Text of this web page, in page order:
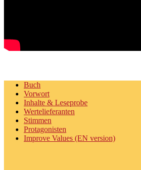
Buch
Vorwort
Inhalte & Leseprobe
Wertelieferanten
Stimmen
Protagonisten
Improve Values (EN version)